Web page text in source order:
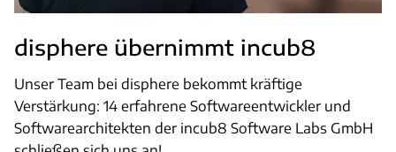
disphere übernimmt incub8
Unser Team bei disphere bekommt kräftige
Verstärkung: 14 erfahrene Softwareentwickler und
Softwarearchitekten der incub8 Software Labs GmbH